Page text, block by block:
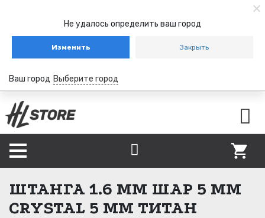
Не удалось определить ваш город
Изменить Закрыть
Ваш город Выберите город
ШТАНГА 1.6 ММ ШАР 5 ММ
CRYSTAL 5 ММ ТИТАН